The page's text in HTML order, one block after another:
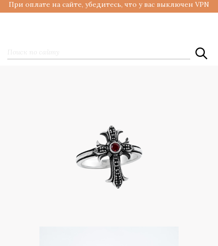
При оплате на сайте, убедитесь, что у вас выключен VPN